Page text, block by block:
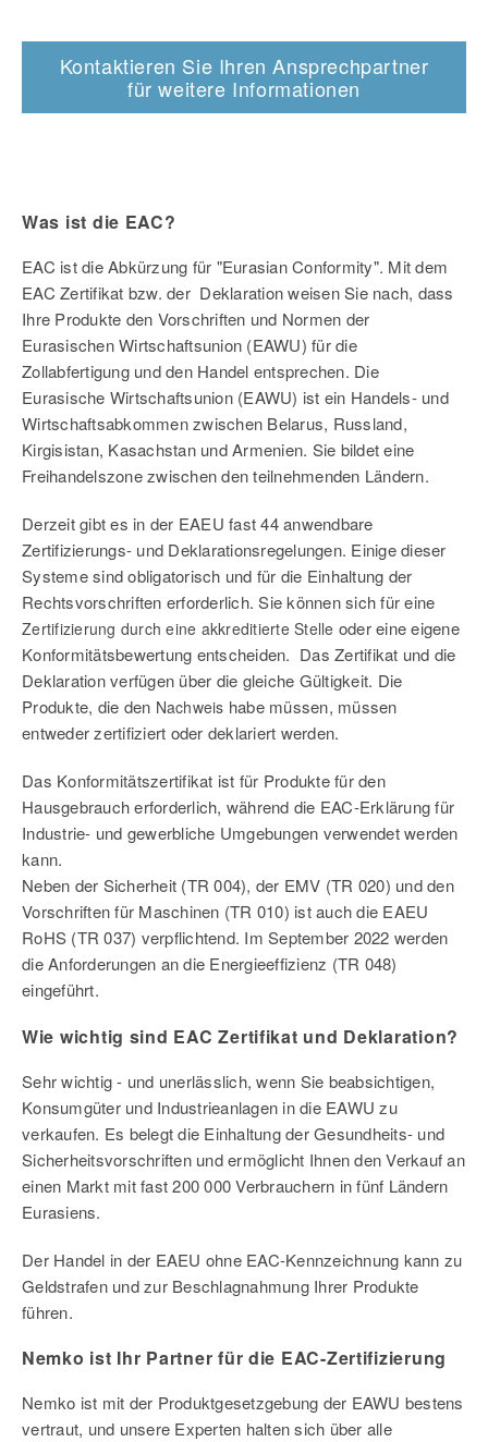
Kontaktieren Sie Ihren Ansprechpartner
für weitere Informationen
Was ist die EAC?
EAC ist die Abkürzung für "Eurasian Conformity". Mit dem
EAC Zertifikat bzw. der Deklaration weisen Sie nach, dass
Ihre Produkte den Vorschriften und Normen der
Eurasischen Wirtschaftsunion (EAWU) für die
Zollabfertigung und den Handel entsprechen. Die
Eurasische Wirtschaftsunion (EAWU) ist ein Handels- und
Wirtschaftsabkommen zwischen Belarus, Russland,
Kirgisistan, Kasachstan und Armenien. Sie bildet eine
Freihandelszone zwischen den teilnehmenden Ländern.
Derzeit gibt es in der EAEU fast 44 anwendbare
Zertifizierungs- und Deklarationsregelungen. Einige dieser
Systeme sind obligatorisch und für die Einhaltung der
Rechtsvorschriften erforderlich. Sie können sich für eine
Zertifizierung durch eine akkreditierte Stelle oder eine eigene
Konformitätsbewertung entscheiden. Das Zertifikat und die
Deklaration verfügen über die gleiche Gültigkeit. Die
Produkte, die den Nachweis habe müssen, müssen
entweder zertifiziert oder deklariert werden.
Das Konformitätszertifikat ist für Produkte für den
Hausgebrauch erforderlich, während die EAC-Erklärung für
Industrie- und gewerbliche Umgebungen verwendet werden
kann.
Neben der Sicherheit (TR 004), der EMV (TR 020) und den
Vorschriften für Maschinen (TR 010) ist auch die EAEU
RoHS (TR 037) verpflichtend. Im September 2022 werden
die Anforderungen an die Energieeffizienz (TR 048)
eingeführt.
Wie wichtig sind EAC Zertifikat und Deklaration?
Sehr wichtig - und unerlässlich, wenn Sie beabsichtigen,
Konsumgüter und Industrieanlagen in die EAWU zu
verkaufen. Es belegt die Einhaltung der Gesundheits- und
Sicherheitsvorschriften und ermöglicht Ihnen den Verkauf an
einen Markt mit fast 200 000 Verbrauchern in fünf Ländern
Eurasiens.
Der Handel in der EAEU ohne EAC-Kennzeichnung kann zu
Geldstrafen und zur Beschlagnahmung Ihrer Produkte
führen.
Nemko ist Ihr Partner für die EAC-Zertifizierung
Nemko ist mit der Produktgesetzgebung der EAWU bestens
vertraut, und unsere Experten halten sich über alle